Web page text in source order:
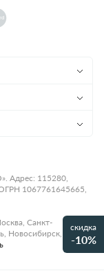
Адрес: 115280,
1067761645665,
Санкт-
Новосибирск,
скидка
-10%